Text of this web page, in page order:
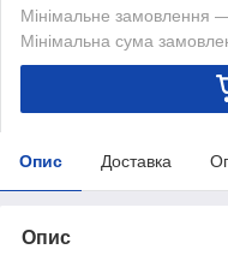
Мінімальне замовлення
Мінімальна сума
Опис Доставка
Опис